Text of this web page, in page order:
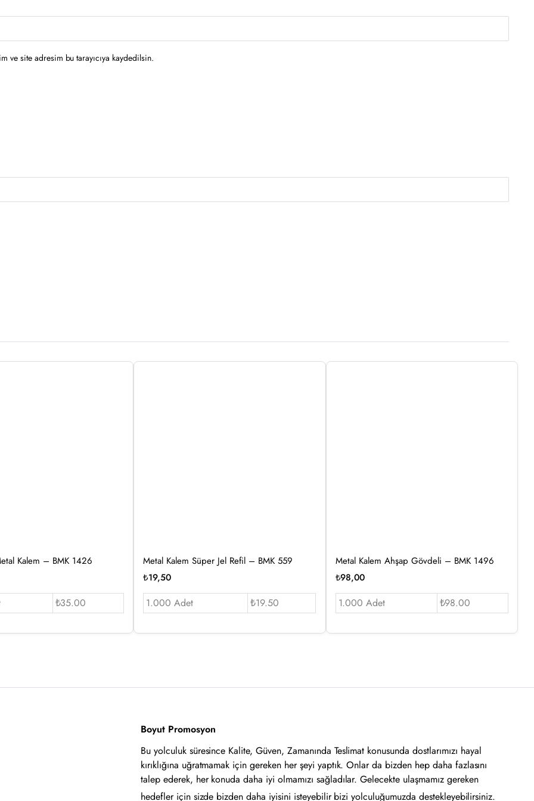
ve site adresim bu tarayıcıya kaydedilsin.
Kalem – BMK 1426
₺35.00
Metal Kalem Süper Jel Refil – BMK 559
₺19,50
1.000 Adet ₺19.50
Metal Kalem Ahşap Gövdeli – BMK 1496
₺98,00
1.000 Adet ₺98.00
Boyut Promosyon
Bu yolculuk süresince Kalite, Güven, Zamanında Teslimat konusunda dostlarımızı hayal
kırıklığına uğratmamak için gereken her şeyi yaptık. Onlar da bizden hep daha fazlasını
talep ederek, her konuda daha iyi olmamızı sağladılar. Gelecekte ulaşmamız gereken
hedefler için sizde bizden daha iyisini isteyebilir bizi yolculuğumuzda destekleyebilirsiniz.